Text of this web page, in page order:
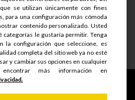
Ver detalle
se utilizan únicamente con fines
para una configuración más cómoda
contenido personalizado. Usted
categorías le gustaría permitir. Tenga
la configuración que seleccione, es
completa del sitio web ya no esté
y cambiar sus opciones en cualquier
encontrar más información en